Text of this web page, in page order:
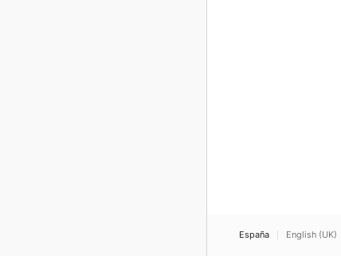
España English (UK)